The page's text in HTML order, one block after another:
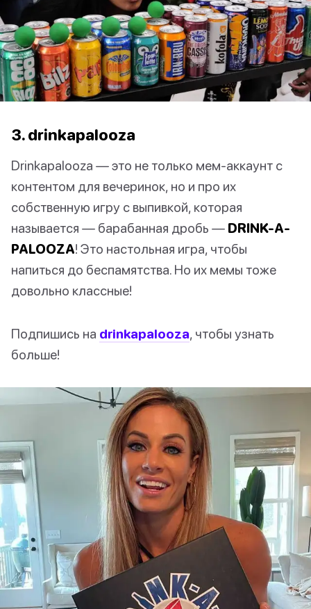
3. drinkapalooza
Drinkapalooza — это не только мем-аккаунт с
контентом для вечеринок, но и про их
собственную игру с выпивкой, которая
называется — барабанная дробь — DRINK-A-
PALOOZA! Это настольная игра, чтобы
напиться до беспамятства. Но их мемы тоже
довольно классные!
Подпишись на drinkapalooza, чтобы узнать
больше!